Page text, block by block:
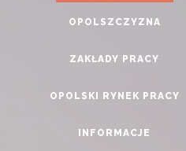
OPOLSZCZYZNA
ZAKŁADY PRACY
OPOLSKI RYNEK PRACY
INFORMACJE